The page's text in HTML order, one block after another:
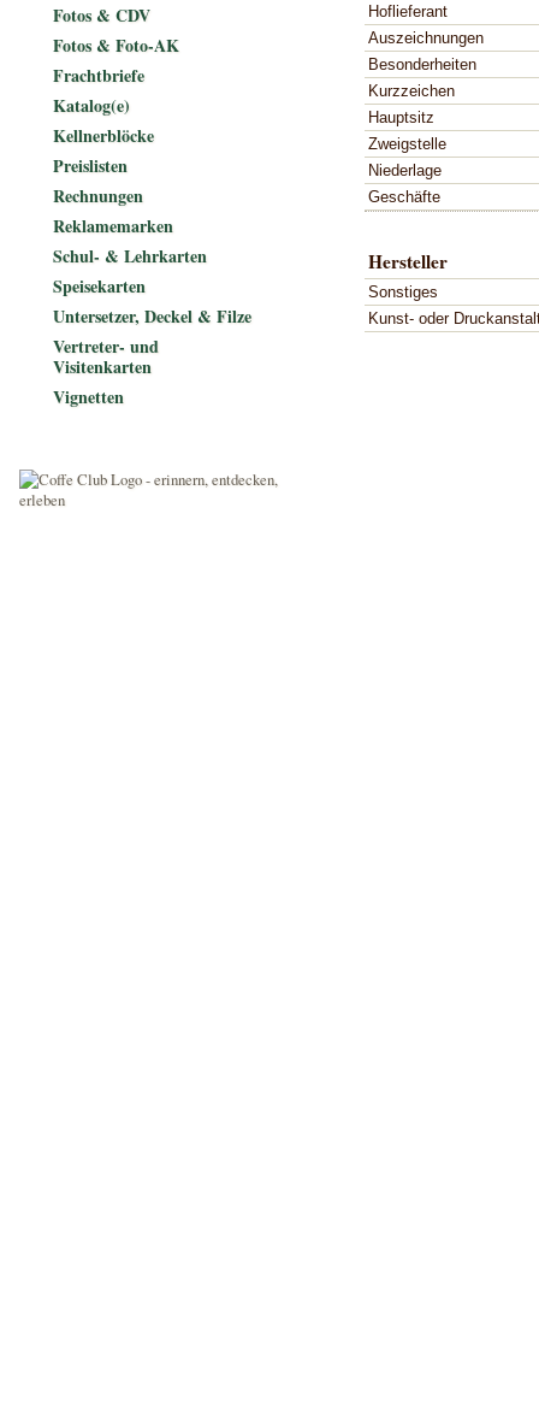
Hoflieferant
Auszeichnungen
Besonderheiten
Kurzzeichen
Hauptsitz
Zweigstelle
Niederlage
Geschäfte
Hersteller
Sonstiges
Kunst- oder
Fotos & CDV
Fotos & Foto-AK
Frachtbriefe
Katalog(e)
Kellnerblöcke
Preislisten
Rechnungen
Reklamemarken
Schul- & Lehrkarten
Speisekarten
Untersetzer, Deckel & Filze
Vertreter- und
Visitenkarten
Vignetten